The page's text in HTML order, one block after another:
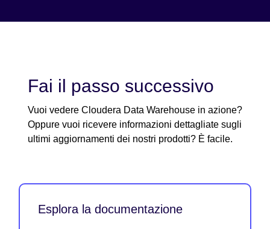
Fai il passo successivo
Vuoi vedere Cloudera Data Warehouse in azione?
Oppure vuoi ricevere informazioni dettagliate sugli
ultimi aggiornamenti dei nostri prodotti? È facile.
Esplora la documentazione